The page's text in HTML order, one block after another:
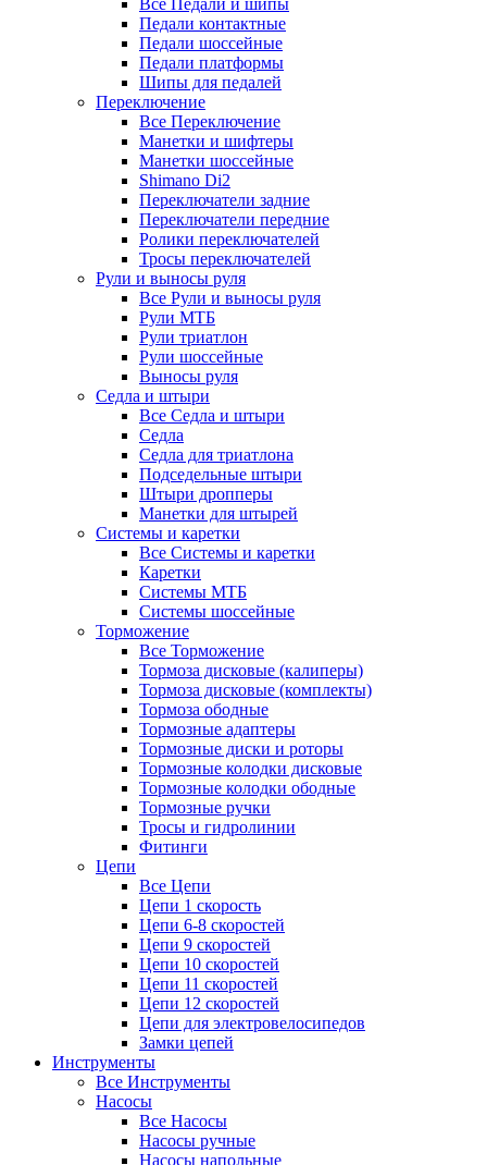
Все Педали и шипы
Педали контактные
Педали шоссейные
Педали платформы
Шипы для педалей
Переключение
Все Переключение
Манетки и шифтеры
Манетки шоссейные
Shimano Di2
Переключатели задние
Переключатели передние
Ролики переключателей
Тросы переключателей
Рули и выносы руля
Все Рули и выносы руля
Рули МТБ
Рули триатлон
Рули шоссейные
Выносы руля
Седла и штыри
Все Седла и штыри
Седла
Седла для триатлона
Подседельные штыри
Штыри дропперы
Манетки для штырей
Системы и каретки
Все Системы и каретки
Каретки
Системы МТБ
Системы шоссейные
Торможение
Все Торможение
Тормоза дисковые (калиперы)
Тормоза дисковые (комплекты)
Тормоза ободные
Тормозные адаптеры
Тормозные диски и роторы
Тормозные колодки дисковые
Тормозные колодки ободные
Тормозные ручки
Тросы и гидролинии
Фитинги
Цепи
Все Цепи
Цепи 1 скорость
Цепи 6-8 скоростей
Цепи 9 скоростей
Цепи 10 скоростей
Цепи 11 скоростей
Цепи 12 скоростей
Цепи для электровелосипедов
Замки цепей
Инструменты
Все Инструменты
Насосы
Все Насосы
Насосы ручные
Насосы напольные